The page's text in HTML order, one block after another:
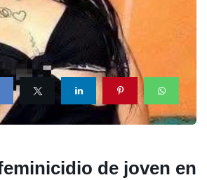
de joven en